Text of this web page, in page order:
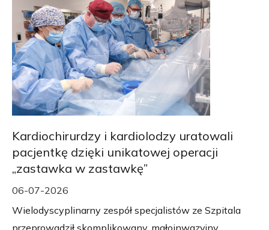
Kardiochirurdzy i kardiolodzy uratowali
pacjentkę dzięki unikatowej operacji
„zastawka w zastawkę”
06-07-2026
Wielodyscyplinarny zespół specjalistów ze Szpitala
przeprowadził skomplikowany, małoinwazyjny...